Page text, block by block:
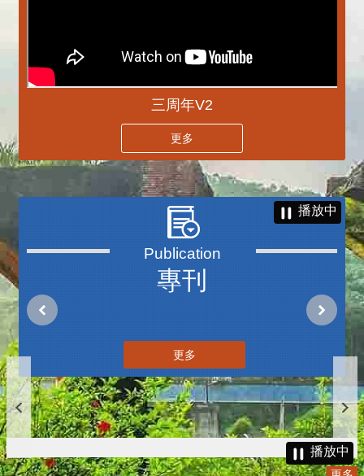
三周年V2
更多
專刊
播放中
更多
播放中